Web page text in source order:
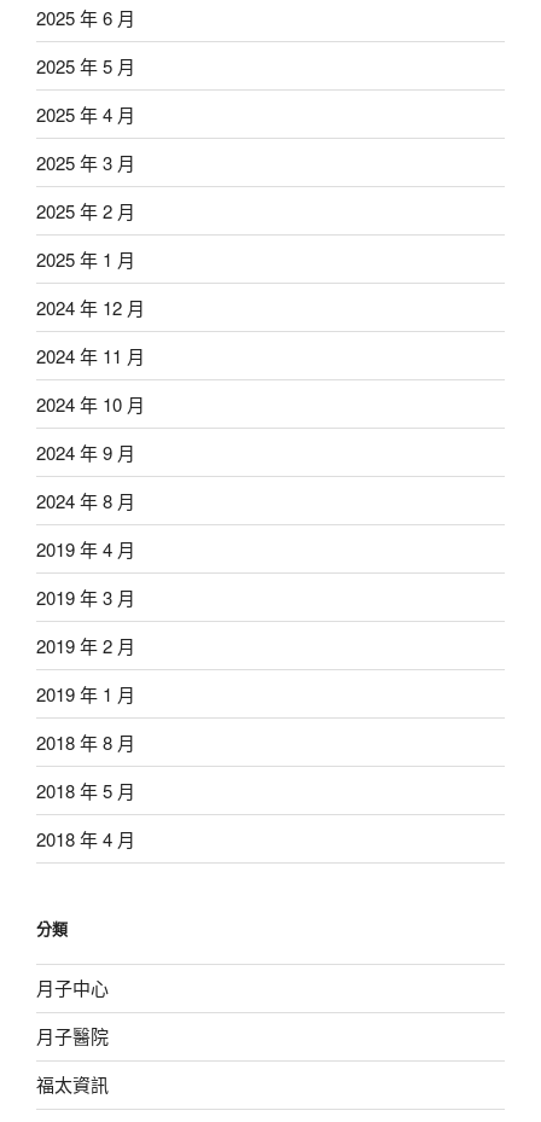
2025 年 6 月
2025 年 5 月
2025 年 4 月
2025 年 3 月
2025 年 2 月
2025 年 1 月
2024 年 12 月
2024 年 11 月
2024 年 10 月
2024 年 9 月
2024 年 8 月
2019 年 4 月
2019 年 3 月
2019 年 2 月
2019 年 1 月
2018 年 8 月
2018 年 5 月
2018 年 4 月
分類
月子中心
月子醫院
福太資訊